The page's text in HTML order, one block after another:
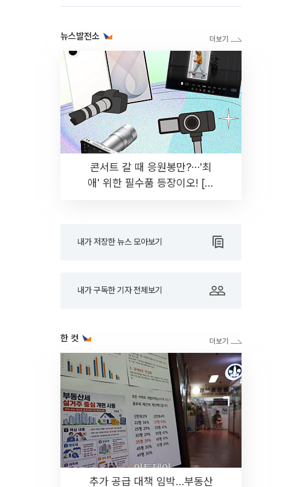
뉴스발전소
콘서트 갈 때 응원봉만?⋯'최
애' 위한 필수품 등장이오! [솔
내가 저장한 뉴스 모아보기
내가 구독한 기자 전체보기
한 컷
추가 공급 대책 임박…부동산